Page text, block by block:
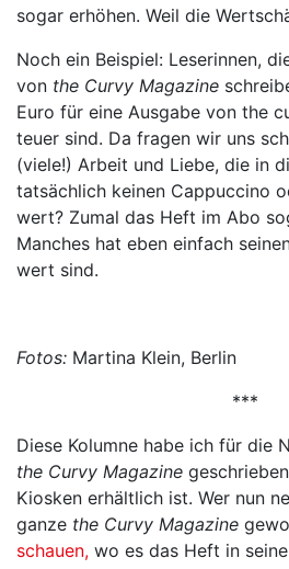
sogar erhöhen. Weil die
Noch ein Beispiel: Leserinnen,
von the Curvy Magazine
Euro für eine Ausgabe von the
teuer sind. Da fragen wir uns
(viele!) Arbeit und Liebe, die in
tatsächlich keinen Cappuccino
wert? Zumal das Heft im Abo
Manches hat eben einfach
wert sind.
Fotos: Martina Klein, Berlin
***
Diese Kolumne habe ich für die
the Curvy Magazine
Kiosken erhältlich ist. Wer nun
ganze the Curvy Magazine
schauen, wo es das Heft in